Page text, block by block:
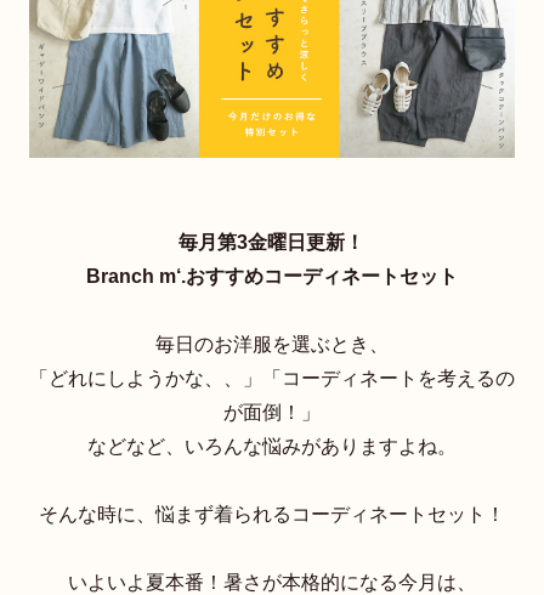
毎月第3金曜日更新！
Branch m‘.おすすめコーディネートセット
毎日のお洋服を選ぶとき、
「どれにしようかな、、」「コーディネートを考えるの
が面倒！」
などなど、いろんな悩みがありますよね。
そんな時に、悩まず着られるコーディネートセット！
いよいよ夏本番！暑さが本格的になる今月は、